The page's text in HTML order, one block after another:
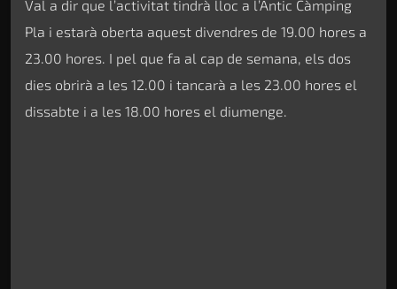
Val a dir que l’activitat tindrà lloc a l’Antic Càmping
Pla i estarà oberta aquest divendres de 19.00 hores a
23.00 hores. I pel que fa al cap de semana, els dos
dies obrirà a les 12.00 i tancarà a les 23.00 hores el
dissabte i a les 18.00 hores el diumenge.